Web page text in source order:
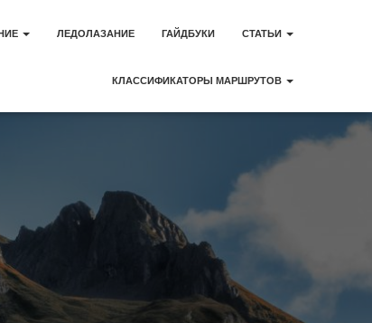
ЛЕДОЛАЗАНИЕ ГАЙДБУКИ СТАТЬИ
КЛАССИФИКАТОРЫ МАРШРУТОВ